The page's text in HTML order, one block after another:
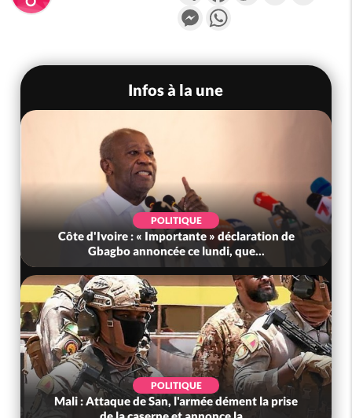
Messenger
Infos à la une
POLITIQUE
Côte d'Ivoire : « Importante » déclaration de
Gbagbo annoncée ce lundi, que...
POLITIQUE
Mali : Attaque de San, l'armée dément la prise